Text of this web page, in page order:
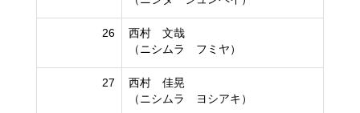
26
西村 文哉
（ニシムラ フミヤ）
27
西村 佳晃
（ニシムラ ヨシアキ）